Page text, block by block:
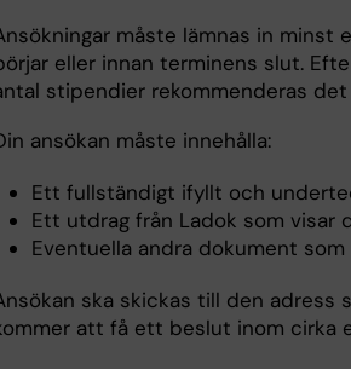
måste lämnas in minst
eller innan terminens slut.
stipendier rekommenderas
ansökan måste innehålla:
Ett fullständigt ifyllt och
Ett utdrag från Ladok som visar
Eventuella andra dokument
ska skickas till den adress
att få ett beslut inom cirka